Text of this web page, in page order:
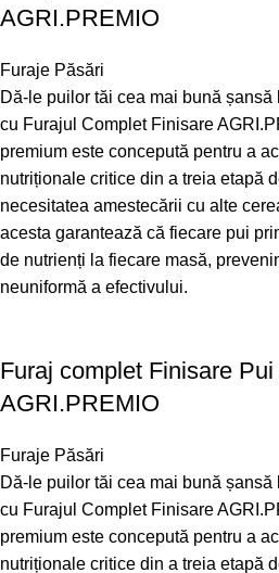
AGRI.PREMIO
Furaje Păsări
Dă-le puilor tăi cea mai bună
cu Furajul Complet Finisare
premium este concepută pentru a
nutriționale critice din a treia etapă
necesitatea amestecării cu alte
acesta garantează că fiecare pui
de nutrienți la fiecare masă,
neuniformă a efectivului.
Furaj complet Finisare Pui
AGRI.PREMIO
Furaje Păsări
Dă-le puilor tăi cea mai bună
cu Furajul Complet Finisare
premium este concepută pentru a
nutriționale critice din a treia etapă